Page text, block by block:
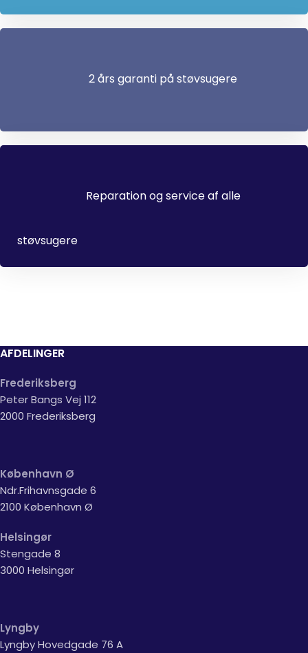
2 års garanti på støvsugere
Reparation og service af alle
støvsugere
AFDELINGER
Frederiksberg
Peter Bangs Vej 112
2000 Frederiksberg
København Ø
Ndr.Frihavnsgade 6
2100 København Ø
Helsingør
Stengade 8
3000 Helsingør
Lyngby
Lyngby Hovedgade 76 A